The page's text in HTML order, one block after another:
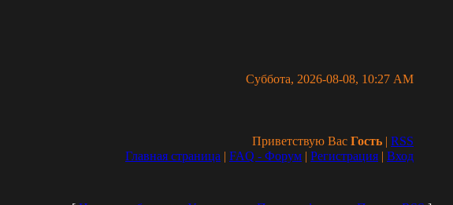
Суббота, 2026-08-08, 10:27 AM
Приветствую Вас Гость | RSS
Главная страница | FAQ - Форум | Регистрация | Вход